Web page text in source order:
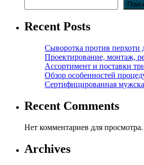
Recent Posts
Сыворотка против
Проектирование, монтаж,
Ассортимент и поставки
Обзор особенностей
Сертифицированная
Recent Comments
Нет комментариев для просмотра.
Archives